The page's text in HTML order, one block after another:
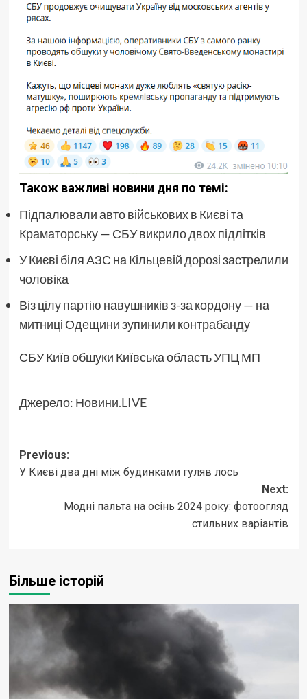
Також важливі новини дня по темі:
Підпалювали авто військових в Києві та
Краматорську — СБУ викрило двох підлітків
У Києві біля АЗС на Кільцевій дорозі застрелили
чоловіка
Віз цілу партію навушників з-за кордону — на
митниці Одещини зупинили контрабанду
СБУ Київ обшуки Київська область УПЦ МП
Джерело: Новини.LIVE
Post
navigation
Previous:
У Києві два дні між будинками гуляв лось
Next:
Модні пальта на осінь 2024 року: фотоогляд
стильних варіантів
Більше історій